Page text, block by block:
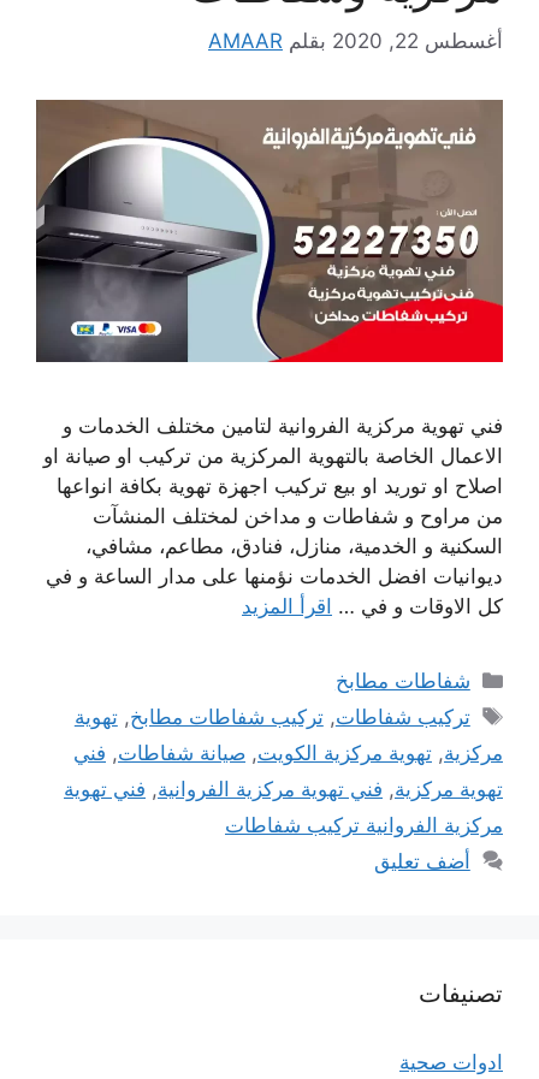
أغسطس 22, 2020 بقلم AMAAR
فني تهوية مركزية الفروانية لتامين مختلف الخدمات و
الاعمال الخاصة بالتهوية المركزية من تركيب او صيانة او
اصلاح او توريد او بيع تركيب اجهزة تهوية بكافة انواعها
من مراوح و شفاطات و مداخن لمختلف المنشآت
السكنية و الخدمية، منازل، فنادق، مطاعم، مشافي،
ديوانيات افضل الخدمات نؤمنها على مدار الساعة و في
كل الاوقات و في … اقرأ المزيد
التصنيفات
شفاطات مطابخ
الوسوم
تركيب شفاطات,تركيب شفاطات مطابخ,تهوية
مركزية, تهوية مركزية الكويت, صيانة شفاطات, فني
تهوية مركزية, فني تهوية مركزية الفروانية, فني تهوية
مركزية الفروانية تركيب شفاطات
أضف تعليق
تصنيفات
ادوات صحية